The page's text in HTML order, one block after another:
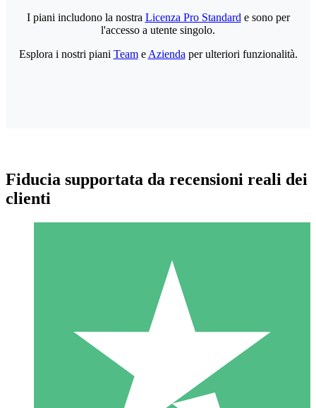
Pacchetti di Crediti Individuali
Paga a consumo con crediti di download. Nessun impegno
1 Download
I piani includono la nostra Licenza Pro Standard e sono per
l'accesso a utente singolo.
Esplora i nostri piani Teame Azienda per ulteriori funzionalità.
Fiducia supportata da recensioni reali dei
clienti